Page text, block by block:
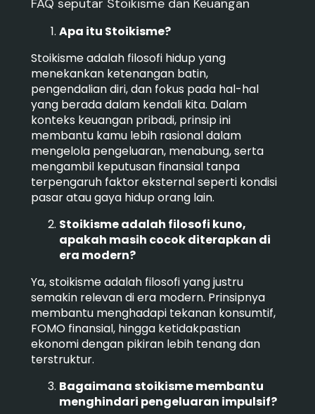
Apa itu Stoikisme?
Stoikisme adalah filosofi hidup yang
menekankan ketenangan batin,
pengendalian diri, dan fokus pada hal-hal
yang berada dalam kendali kita. Dalam
konteks keuangan pribadi, prinsip ini
membantu kamu lebih rasional dalam
mengelola pengeluaran, menabung, serta
mengambil keputusan finansial tanpa
terpengaruh faktor eksternal seperti kondisi
pasar atau gaya hidup orang lain.
Stoikisme adalah filosofi kuno,
apakah masih cocok diterapkan di
era modern?
Ya, stoikisme adalah filosofi yang justru
semakin relevan di era modern. Prinsipnya
membantu menghadapi tekanan konsumtif,
FOMO finansial, hingga ketidakpastian
ekonomi dengan pikiran lebih tenang dan
terstruktur.
Bagaimana stoikisme membantu
menghindari pengeluaran impulsif?